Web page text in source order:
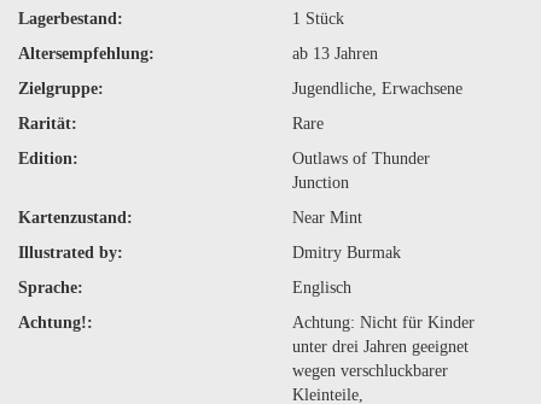
Lagerbestand: 1 Stück
Altersempfehlung:
ab 13 Jahren
Zielgruppe:
Jugendliche, Erwachsene
Rarität:
Rare
Edition:
Outlaws of Thunder
Junction
Kartenzustand:
Near Mint
Illustrated by:
Dmitry Burmak
Sprache:
Englisch
Achtung!:
Achtung: Nicht für Kinder
unter drei Jahren geeignet
wegen verschluckbarer
Kleinteile,